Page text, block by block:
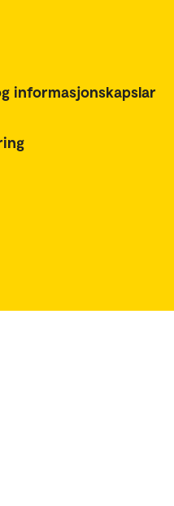
informasjonskapslar